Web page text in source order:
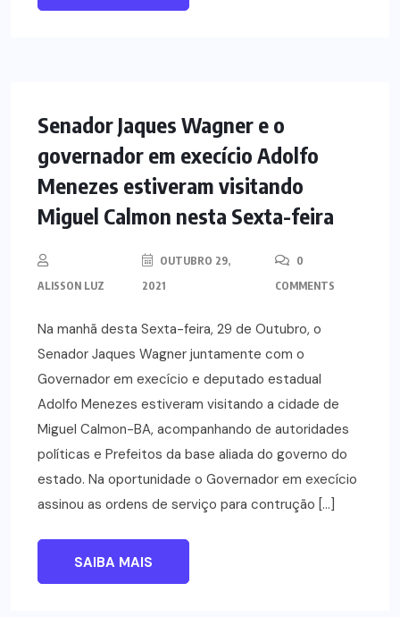
Senador Jaques Wagner e o
governador em execício Adolfo
Menezes estiveram visitando
Miguel Calmon nesta Sexta-feira
ALISSON LUZ
OUTUBRO 29,
2021
0
COMMENTS
Na manhã desta Sexta-feira, 29 de Outubro, o
Senador Jaques Wagner juntamente com o
Governador em execício e deputado estadual
Adolfo Menezes estiveram visitando a cidade de
Miguel Calmon-BA, acompanhando de autoridades
políticas e Prefeitos da base aliada do governo do
estado. Na oportunidade o Governador em execício
assinou as ordens de serviço para contrução […]
SAIBA MAIS